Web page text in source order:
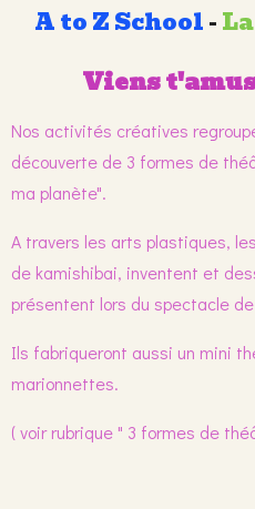
Passer
A to Z School-
Viens
Nos activités créatives
découverte de 3 formes de
ma planète".
A travers les arts plastiques,
de kamishibai, inventent et
présentent lors du spectacle
Ils fabriqueront aussi un mini
marionnettes.
( voir rubrique " 3 formes de